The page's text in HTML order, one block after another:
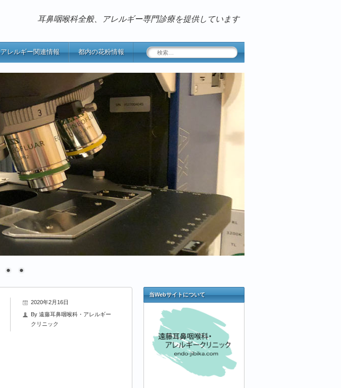
耳鼻咽喉科全般、アレルギー専門診療を提供しています
アレルギー関連情報 都内の花粉情報
検
索:
2020年2月16日
By 遠藤耳鼻咽喉科・アレルギー
クリニック
当Webサイトについて